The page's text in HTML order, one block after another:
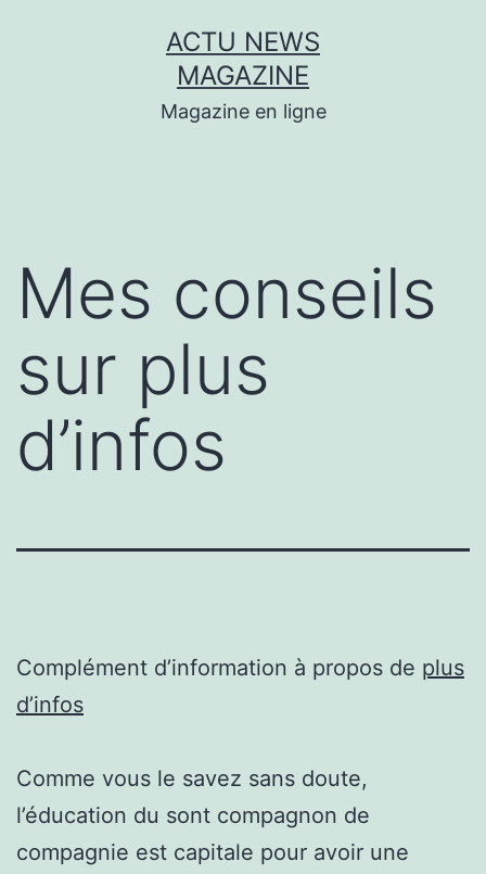
ACTU NEWS
MAGAZINE
Magazine en ligne
Mes conseils
sur plus
d’infos
Complément d’information à propos de plus
d’infos
Comme vous le savez sans doute,
l’éducation du sont compagnon de
compagnie est capitale pour avoir une